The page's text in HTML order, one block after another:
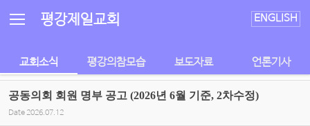
평강제일교회 ENGLISH
교회소식 평강의참모습 보도자료 언론기사
공동의회 회원 명부 공고 (2026년 6월 기준, 2차수정)
Date 2026.07.12